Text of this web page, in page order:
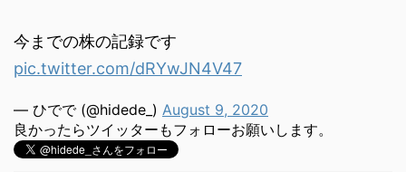
今までの株の記録です
pic.twitter.com/dRYwJN4V47
— ひでで (@hidede_) August 9, 2020
良かったらツイッターもフォローお願いします。